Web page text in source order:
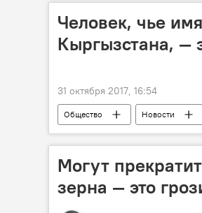
Человек, чье
Кыргызстана, —
31 октября 2017, 16:54
Общество Новости
Могут
зерна — это